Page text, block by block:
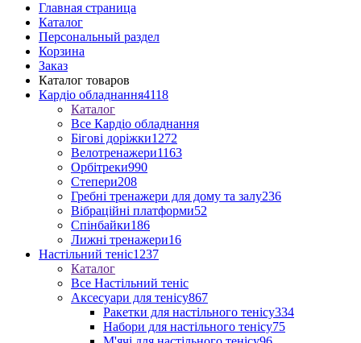
Главная страница
Каталог
Персональный раздел
Корзина
Заказ
Каталог товаров
Кардіо обладнання4118
Каталог
Все Кардіо обладнання
Бігові доріжки1272
Велотренажери1163
Орбітреки990
Степери208
Гребні тренажери для дому та залу236
Вібраційні платформи52
Спінбайки186
Лижні тренажери16
Настільний теніс1237
Каталог
Все Настільний теніс
Аксесуари для тенісу867
Ракетки для настільного тенісу334
Набори для настільного тенісу75